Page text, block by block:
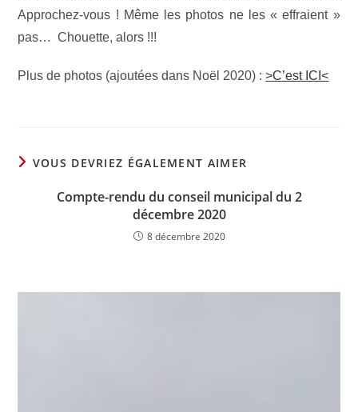
Approchez-vous ! Même les photos ne les « effraient »
pas… Chouette, alors !!!
Plus de photos (ajoutées dans Noël 2020) :>C’est ICI<
VOUS DEVRIEZ ÉGALEMENT AIMER
Compte-rendu du conseil municipal du 2
décembre 2020
8 décembre 2020